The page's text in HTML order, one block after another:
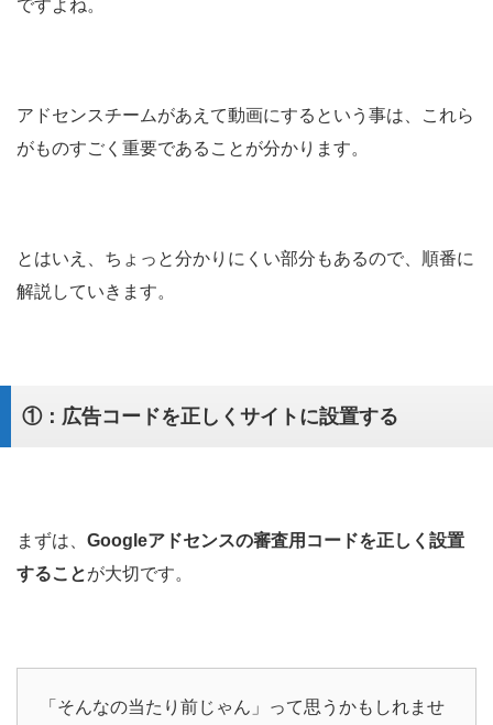
ですよね。
アドセンスチームがあえて動画にするという事は、これら
がものすごく重要であることが分かります。
とはいえ、ちょっと分かりにくい部分もあるので、順番に
解説していきます。
①：広告コードを正しくサイトに設置する
まずは、 Googleアドセンスの審査用コードを正しく設置
することが大切です。
「そんなの当たり前じゃん」って思うかもしれませ